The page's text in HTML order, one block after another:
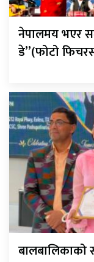
नेपालमय भएर
डे”(फोटो
बालबालिकाको